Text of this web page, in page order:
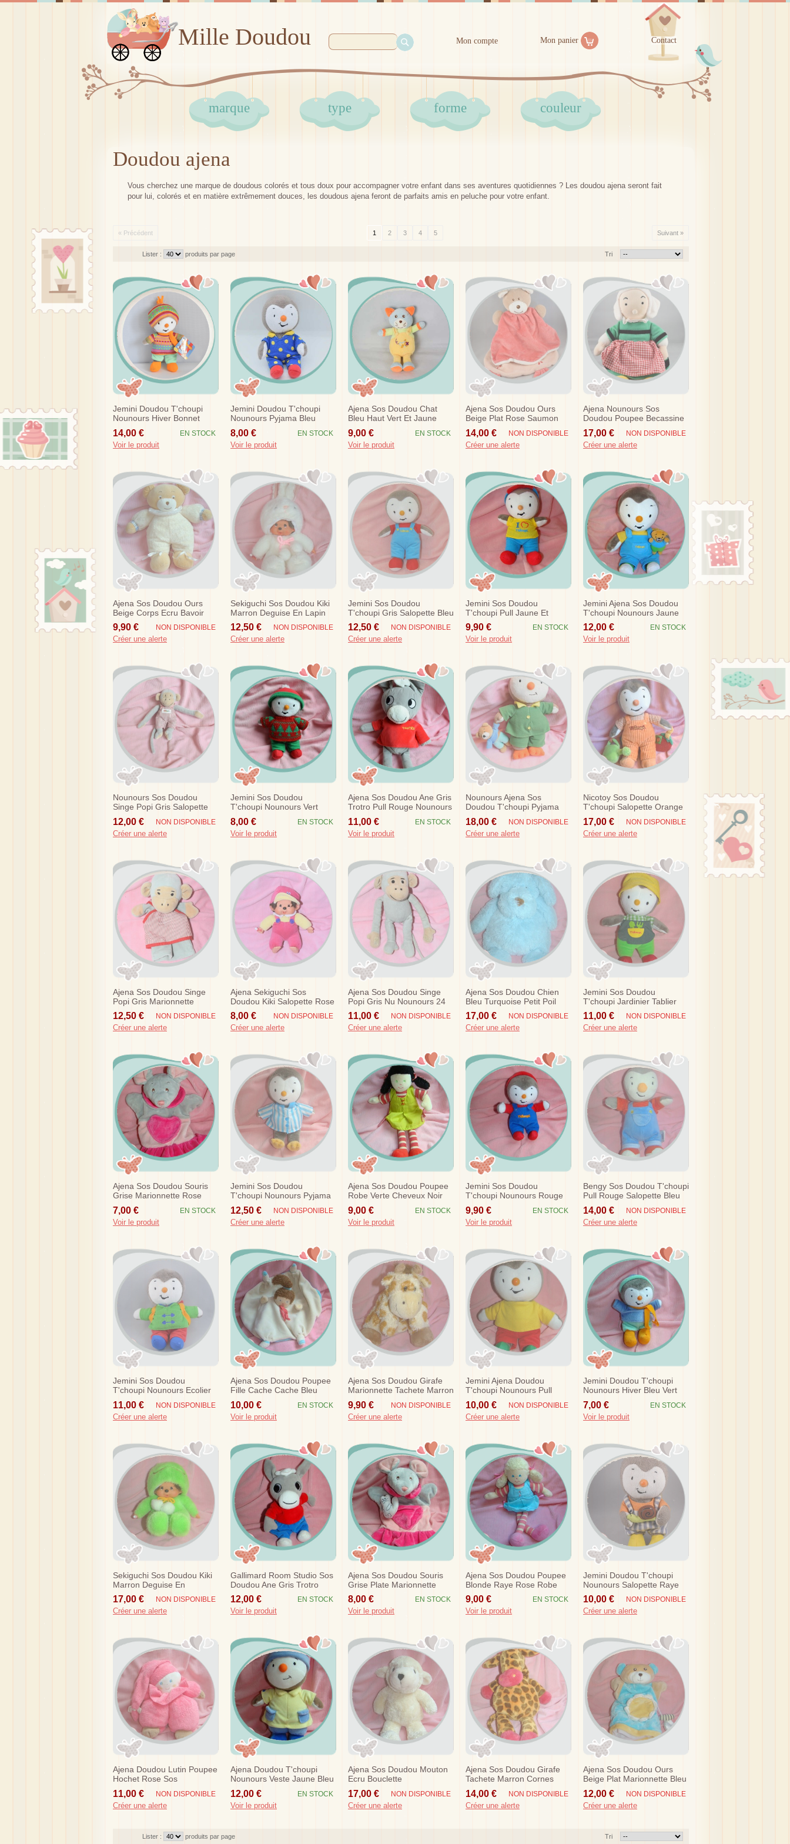
Mille Doudou Mon compte Mon panier Contact
marque type forme couleur
Doudou ajena
Vous cherchez une marque de doudous colorés et tous doux pour accompagner votre enfant dans ses aventures quotidiennes ? Les doudou ajena seront fait
pour lui, colorés et en matière extrêmement douces, les doudous ajena feront de parfaits amis en peluche pour votre enfant.
« Précédent 1 2 3 4 5 Suivant »
Tri
Lister : produits par page
Jemini Doudou T'choupi
Nounours Hiver Bonnet
14,00 € EN STOCK
Voir le produit
Jemini Doudou T'choupi
Nounours Pyjama Bleu
8,00 € EN STOCK
Voir le produit
Ajena Sos Doudou Chat
Bleu Haut Vert Et Jaune
Avion
9,00 € EN STOCK
Voir le produit
Ajena Sos Doudou Ours
Beige Plat Rose Saumon
Fleur
14,00 € NON DISPONIBLE
Créer une alerte
Ajena Nounours Sos
Doudou Poupee Becassine
Robe Verte 32 Cm
17,00 € NON DISPONIBLE
Créer une alerte
Ajena Sos Doudou Ours
Beige Corps Ecru Bavoir
9,90 € NON DISPONIBLE
Créer une alerte
Sekiguchi Sos Doudou Kiki
Marron Deguise En Lapin
Blanc
12,50 € NON DISPONIBLE
Créer une alerte
Jemini Sos Doudou
T'choupi Gris Salopette Bleu
20 Cm
12,50 € NON DISPONIBLE
Créer une alerte
Jemini Sos Doudou
T'choupi Pull Jaune Et
Pantalon Bleu Casquette
9,90 € EN STOCK
Voir le produit
Jemini Ajena Sos Doudou
T'choupi Nounours Jaune
Salopette Bleu 30 Cm
12,00 € EN STOCK
Voir le produit
Nounours Sos Doudou
Singe Popi Gris Salopette
15 Cm
12,00 € NON DISPONIBLE
Créer une alerte
Jemini Sos Doudou
T'choupi Nounours Vert
Rouge Noel Sapin
8,00 € EN STOCK
Voir le produit
Ajena Sos Doudou Ane Gris
Trotro Pull Rouge Nounours
32 Cm
11,00 € EN STOCK
Voir le produit
Nounours Ajena Sos
Doudou T'choupi Pyjama
Vert Musical
18,00 € NON DISPONIBLE
Créer une alerte
Nicotoy Sos Doudou
T'choupi Salopette Orange
Jardinier Eveil
17,00 € NON DISPONIBLE
Créer une alerte
Ajena Sos Doudou Singe
Popi Gris Marionnette
12,50 € NON DISPONIBLE
Créer une alerte
Ajena Sekiguchi Sos
Doudou Kiki Salopette Rose
Casquette Haut Jaune
8,00 € NON DISPONIBLE
Créer une alerte
Ajena Sos Doudou Singe
Popi Gris Nu Nounours 24
Cm
11,00 € NON DISPONIBLE
Créer une alerte
Ajena Sos Doudou Chien
Bleu Turquoise Petit Poil
17,00 € NON DISPONIBLE
Créer une alerte
Jemini Sos Doudou
T'choupi Jardinier Tablier
Vert
11,00 € NON DISPONIBLE
Créer une alerte
Ajena Sos Doudou Souris
Grise Marionnette Rose
Poche
7,00 € EN STOCK
Voir le produit
Jemini Sos Doudou
T'choupi Nounours Pyjama
Raye Blanc Bleu
12,50 € NON DISPONIBLE
Créer une alerte
Ajena Sos Doudou Poupee
Robe Verte Cheveux Noir
Raye Rouge
9,00 € EN STOCK
Voir le produit
Jemini Sos Doudou
T'choupi Nounours Rouge
Salopette Bleu Casquette
9,90 € EN STOCK
Voir le produit
Bengy Sos Doudou T'choupi
Pull Rouge Salopette Bleu
14,00 € NON DISPONIBLE
Créer une alerte
Jemini Sos Doudou
T'choupi Nounours Ecolier
Cartable Vert Rouge
11,00 € NON DISPONIBLE
Créer une alerte
Ajena Sos Doudou Poupee
Fille Cache Cache Bleu
Turquoise Ecru
10,00 € EN STOCK
Voir le produit
Ajena Sos Doudou Girafe
Marionnette Tachete Marron
Ecru
9,90 € NON DISPONIBLE
Créer une alerte
Jemini Ajena Doudou
T'choupi Nounours Pull
Jaune Ab Pantalon Rouge
30 Cm
10,00 € NON DISPONIBLE
Créer une alerte
Jemini Doudou T'choupi
Nounours Hiver Bleu Vert
Echarpe Orange
7,00 € EN STOCK
Voir le produit
Sekiguchi Sos Doudou Kiki
Marron Deguise En
Grenouille Verte
17,00 € NON DISPONIBLE
Créer une alerte
Gallimard Room Studio Sos
Doudou Ane Gris Trotro
Nounours
12,00 € EN STOCK
Voir le produit
Ajena Sos Doudou Souris
Grise Plate Marionnette
Rose Chat
8,00 € EN STOCK
Voir le produit
Ajena Sos Doudou Poupee
Blonde Raye Rose Robe
Bleu
9,00 € EN STOCK
Voir le produit
Jemini Doudou T'choupi
Nounours Salopette Raye
Escargot
10,00 € NON DISPONIBLE
Créer une alerte
Ajena Doudou Lutin Poupee
Hochet Rose Sos
11,00 € NON DISPONIBLE
Créer une alerte
Ajena Doudou T'choupi
Nounours Veste Jaune Bleu
Sos
12,00 € EN STOCK
Voir le produit
Ajena Sos Doudou Mouton
Ecru Bouclette
17,00 € NON DISPONIBLE
Créer une alerte
Ajena Sos Doudou Girafe
Tachete Marron Cornes
Rose
14,00 € NON DISPONIBLE
Créer une alerte
Ajena Sos Doudou Ours
Beige Plat Marionnette Bleu
Fleur Jaune
12,00 € NON DISPONIBLE
Créer une alerte
Tri
Lister : produits par page